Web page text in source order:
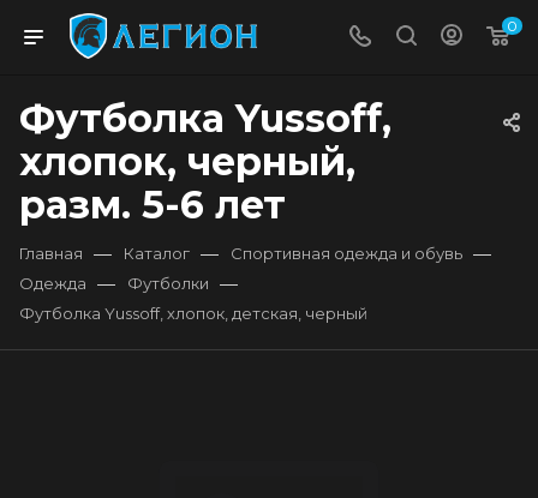
0
Футболка Yussoff,
хлопок, черный,
разм. 5-6 лет
Главная — Каталог — Спортивная одежда и обувь —
Одежда — Футболки —
Футболка Yussoff, хлопок, детская, черный